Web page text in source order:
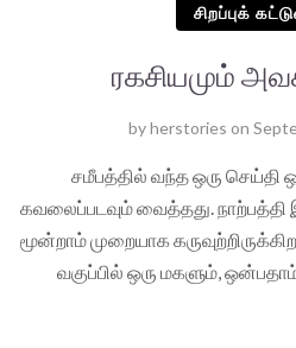
சிறப்புக்
ரகசியமும்
byherstories on
சமீபத்தில் வந்த ஒரு செய்தி
கவலைப்படவும் வைத்தது.
மூன்றாம் முறையாக
வகுப்பில் ஒரு மகளும்,